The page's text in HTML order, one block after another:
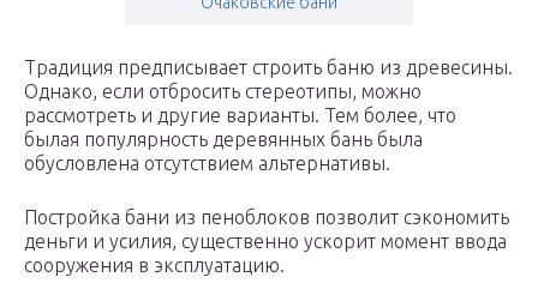
Традиция предписывает строить баню из древесины.
Однако, если отбросить стереотипы, можно
рассмотреть и другие варианты. Тем более, что
былая популярность деревянных бань была
обусловлена отсутствием альтернативы.
Постройка бани из пеноблоков позволит сэкономить
деньги и усилия, существенно ускорит момент ввода
сооружения в эксплуатацию.